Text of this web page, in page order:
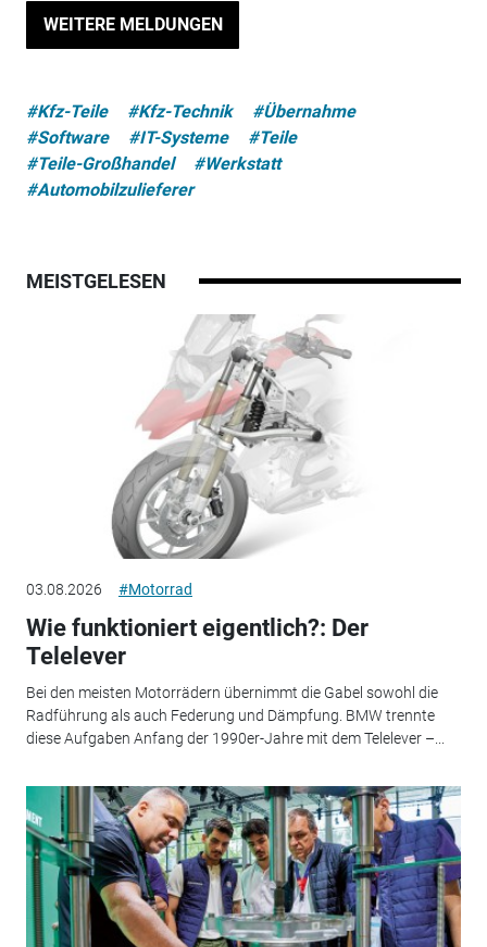
WEITERE MELDUNGEN
#Kfz-Teile #Kfz-Technik
#Übernahme
#Software
#IT-Systeme
#Teile
#Teile-Großhandel
#Werkstatt
#Automobilzulieferer
MEISTGELESEN
03.08.2026 #Motorrad
Wie funktioniert eigentlich?: Der
Telelever
Bei den meisten Motorrädern übernimmt die Gabel sowohl die
Radführung als auch Federung und Dämpfung. BMW trennte
diese Aufgaben Anfang der 1990er-Jahre mit dem Telelever –...